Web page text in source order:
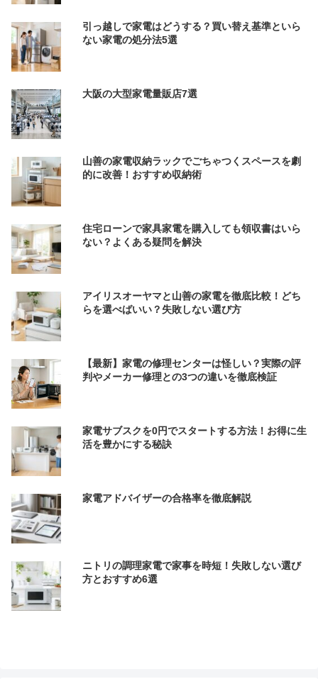
引っ越しで家電はどうする？買い替え基準といら
ない家電の処分法5選
大阪の大型家電量販店7選
山善の家電収納ラックでごちゃつくスペースを劇
的に改善！おすすめ収納術
住宅ローンで家具家電を購入しても領収書はいら
ない？よくある疑問を解決
アイリスオーヤマと山善の家電を徹底比較！どち
らを選べばいい？失敗しない選び方
【最新】家電の修理センターは怪しい？実際の評
判やメーカー修理との3つの違いを徹底検証
家電サブスクを0円でスタートする方法！お得に生
活を豊かにする秘訣
家電アドバイザーの合格率を徹底解説
ニトリの調理家電で家事を時短！失敗しない選び
方とおすすめ6選